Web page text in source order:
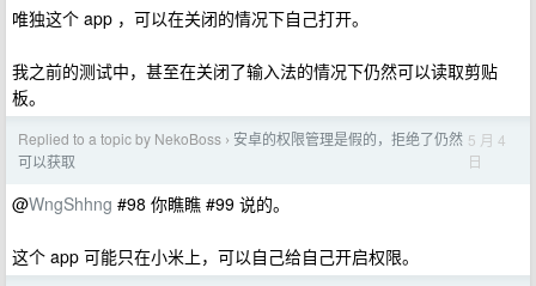
唯独这个 app ，可以在关闭的情况下自己打开。
我之前的测试中，甚至在关闭了输入法的情况下仍然可以读取剪贴
板。
Replied to a topic by NekoBoss › 安卓的权限管理是假的，拒绝了仍然
可以获取
5 月 4
日
@WngShhng #98 你瞧瞧 #99 说的。
这个 app 可能只在小米上，可以自己给自己开启权限。